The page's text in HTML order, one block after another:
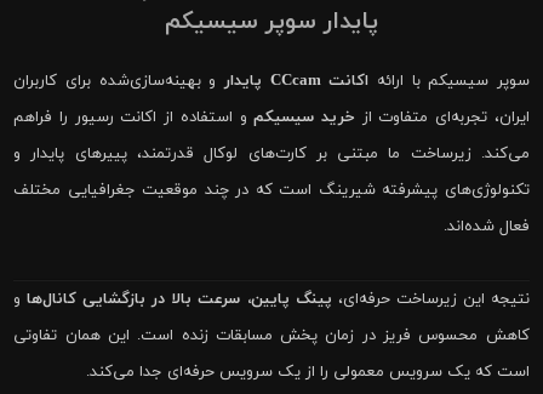
پایدار سوپر سیسیکم
سوپر سیسیکم با ارائه اکانت CCcam پایدار
و بهینه‌سازی‌شده برای کاربران
ایران، تجربه‌ای متفاوت از خرید سیسیکمو استفاده از اکانت رسیور را فراهم
می‌کند. زیرساخت ما مبتنی بر کارت‌های لوکال قدرتمند، پییرهای پایدار و
تکنولوژی‌های پیشرفته شیرینگ است که در چند موقعیت جغرافیایی مختلف
فعال شده‌اند.
نتیجه این زیرساخت حرفه‌ای، پینگ پایین، سرعت بالا در بازگشایی کانال‌هاو
کاهش محسوس فریز در زمان پخش مسابقات زنده است. این همان تفاوتی
است که یک سرویس معمولی را از یک سرویس حرفه‌ای جدا می‌کند.